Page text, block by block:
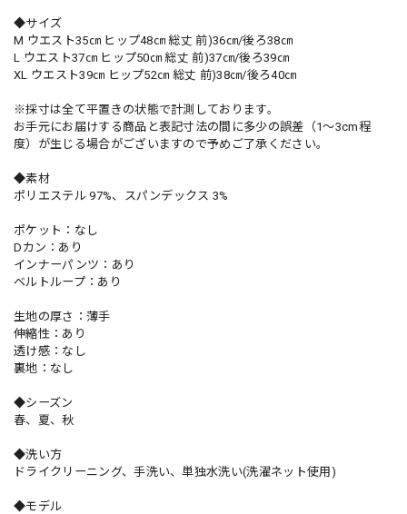
◆サイズ
M ウエスト35㎝ ヒップ48㎝ 総丈 前)36㎝/後ろ38㎝
L ウエスト37㎝ ヒップ50㎝ 総丈 前)37㎝/後ろ39㎝
XL ウエスト39㎝ ヒップ52㎝ 総丈 前)38㎝/後ろ40㎝
※採寸は全て平置きの状態で計測しております。
お手元にお届けする商品と表記寸法の間に多少の誤差（1～3cm程
度）が生じる場合がございますので予めご了承ください。
◆素材
ポリエステル 97%、スパンデックス 3%
ポケット：なし
Dカン：あり
インナーパンツ：あり
ベルトループ：あり
生地の厚さ：薄手
伸縮性：あり
透け感：なし
裏地：なし
◆シーズン
春、夏、秋
◆洗い方
ドライクリーニング、手洗い、単独水洗い(洗濯ネット使用)
◆モデル